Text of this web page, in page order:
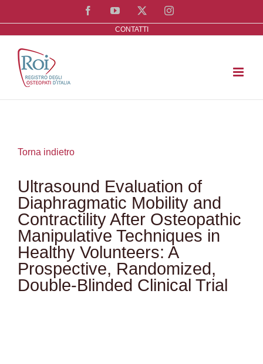
contenuto
FacebookYouTube Instagram
CONTATTI
Torna indietro
Ultrasound Evaluation of
Diaphragmatic Mobility and
Contractility After Osteopathic
Manipulative Techniques in
Healthy Volunteers: A
Prospective, Randomized,
Double-Blinded Clinical Trial